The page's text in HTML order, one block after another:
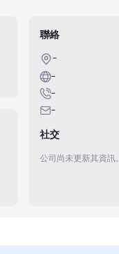
聯絡
-
-
-
-
社交
公司尚未更新其資訊。